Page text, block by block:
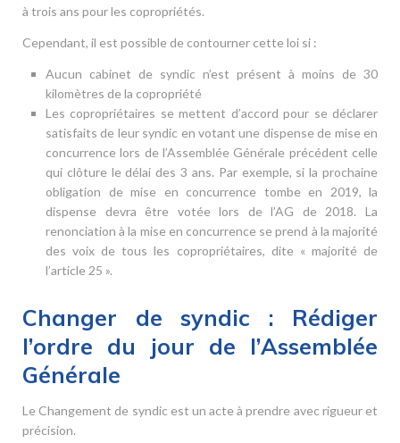
à trois ans pour les copropriétés.
Cependant, il est possible de contourner cette loi si :
Aucun cabinet de syndic n’est présent à moins de 30
kilomètres de la copropriété
Les copropriétaires se mettent d’accord pour se déclarer
satisfaits de leur syndic en votant une dispense de mise en
concurrence lors de l’Assemblée Générale précédent celle
qui clôture le délai des 3 ans. Par exemple, si la prochaine
obligation de mise en concurrence tombe en 2019, la
dispense devra être votée lors de l’AG de 2018. La
renonciation à la mise en concurrence se prend à la majorité
des voix de tous les copropriétaires, dite « majorité de
l’article 25 ».
Changer de syndic : Rédiger
l’ordre du jour de l’Assemblée
Générale
Le Changement de syndic est un acte à prendre avec rigueur et
précision.